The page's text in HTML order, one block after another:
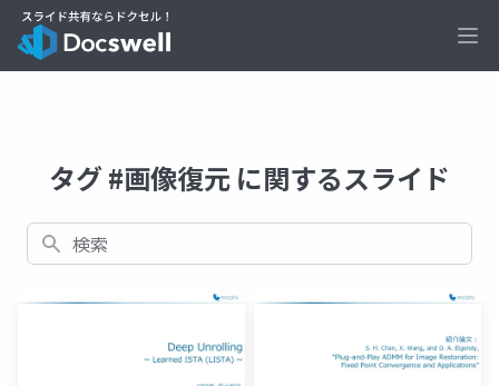
タグ #画像復元 に関するスライド
検索